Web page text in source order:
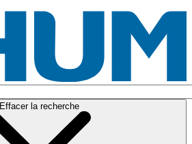
Effacer la recherche